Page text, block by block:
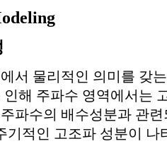
서 물리적인 의미를 갖
해 주파수 영역에서는
파수의 배수성분과 관
기적인 고조파 성분이 나